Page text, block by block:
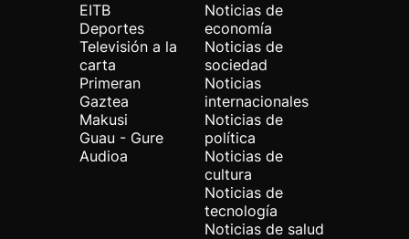
EITB
Deportes
Televisión a la
carta
Primeran
Gaztea
Makusi
Guau - Gure
Audioa
Noticias de
economía
Noticias de
sociedad
Noticias
internacionales
Noticias de
política
Noticias de
cultura
Noticias de
tecnología
Noticias de salud